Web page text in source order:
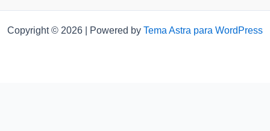
Copyright © 2026 | Powered by Tema Astra para WordPress